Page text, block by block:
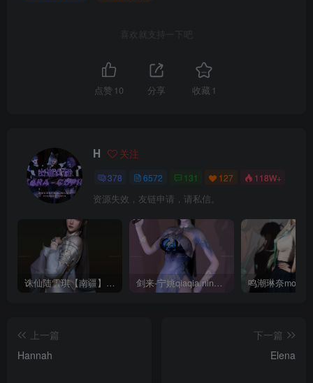
喜欢就支持一下吧
点赞 10 分享 收藏 1
H 关注
378 6572 131 127 118W+
资源失效，友链申请，请私信。
诛仙陆雪琪【南疆】CoveRig 剑来-宁姚qiaqia.ningyao-re.1
上一篇
Hannah
下一篇
Elena